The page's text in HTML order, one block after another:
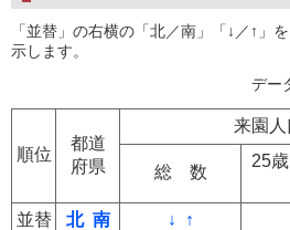
「並替」の右横の「北／南」「↓／↑」
示します。
デー
順位
都道
府県
来園人
総 数
25
並替
北 南 ↓ ↑